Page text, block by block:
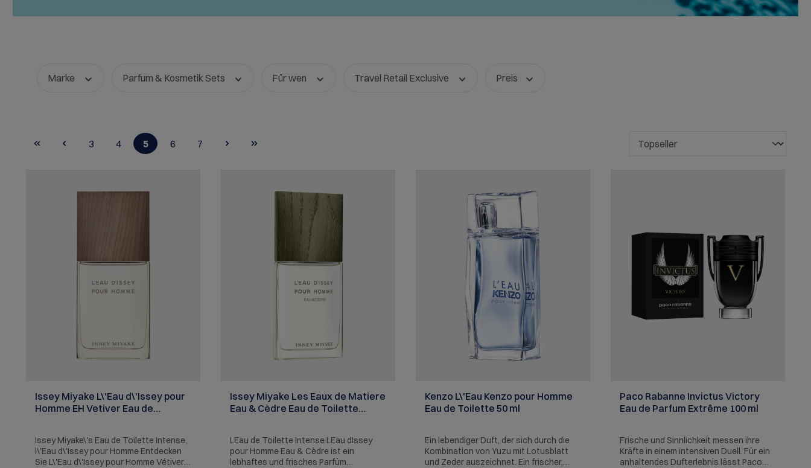
Marke Parfum & Kosmetik Sets Für wen Travel Retail Exclusive Preis
Seite
3
Seite
4
Seite
5
Seite
6
Seite
7
Issey Miyake L\'Eau d\'Issey pour
Homme EH Vetiver Eau de
Issey Miyake\'s Eau de Toilette Intense,
l\'Eau d\'Issey pour Homme Entdecken
Sie L\'Eau d\'Issey pour Homme Vétiver,
Issey Miyake Les Eaux de Matiere
Eau & Cèdre Eau de Toilette
LEau de Toilette Intense LEau dIssey
pour Homme Eau & Cèdre ist ein
lebhaftes und frisches Parfüm
Kenzo L\'Eau Kenzo pour Homme
Eau de Toilette 50 ml
Ein lebendiger Duft, der sich durch die
Kombination von Yuzu mit Lotusblatt
und Zeder auszeichnet. Ein frischer,
Paco Rabanne Invictus Victory
Eau de Parfum Extrême 100 ml
Frische und Sinnlichkeit messen ihre
Kräfte in einem intensiven Duell. Für ein
anhaltendes Dufterlebnis lässt Paco